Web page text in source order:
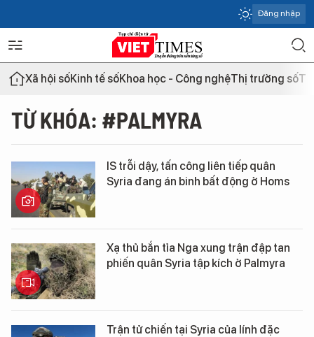
Đăng nhập
Xã hội sốKinh tế sốKhoa học - Công nghệThị trường số
TỪ KHÓA: #PALMYRA
IS trỗi dậy, tấn công liên tiếp quân
Syria đang án binh bất động ở Homs
Xạ thủ bắn tỉa Nga xung trận đập tan
phiến quân Syria tập kích ở Palmyra
Trận tử chiến tại Syria của lính đặc